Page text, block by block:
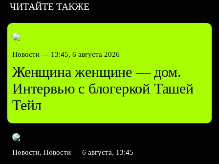
ЧИТАЙТЕ ТАКЖЕ
Новости — 13:45, 6 августа 2026
Женщина женщине — дом.
Интервью с блогеркой Ташей
Тейл
Новости, Новости — 6 августа, 13:45